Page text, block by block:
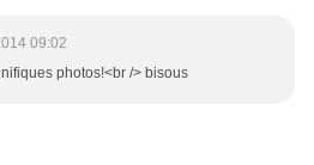
09:02
photos!<br /> bisous